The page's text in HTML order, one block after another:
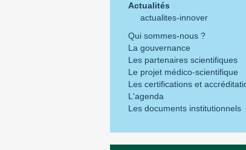
Actualités
actualites-innover
Qui sommes-nous ?
La gouvernance
Les partenaires scientifiques
Le projet médico-scientifique
Les certifications et
L'agenda
Les documents institutionnels